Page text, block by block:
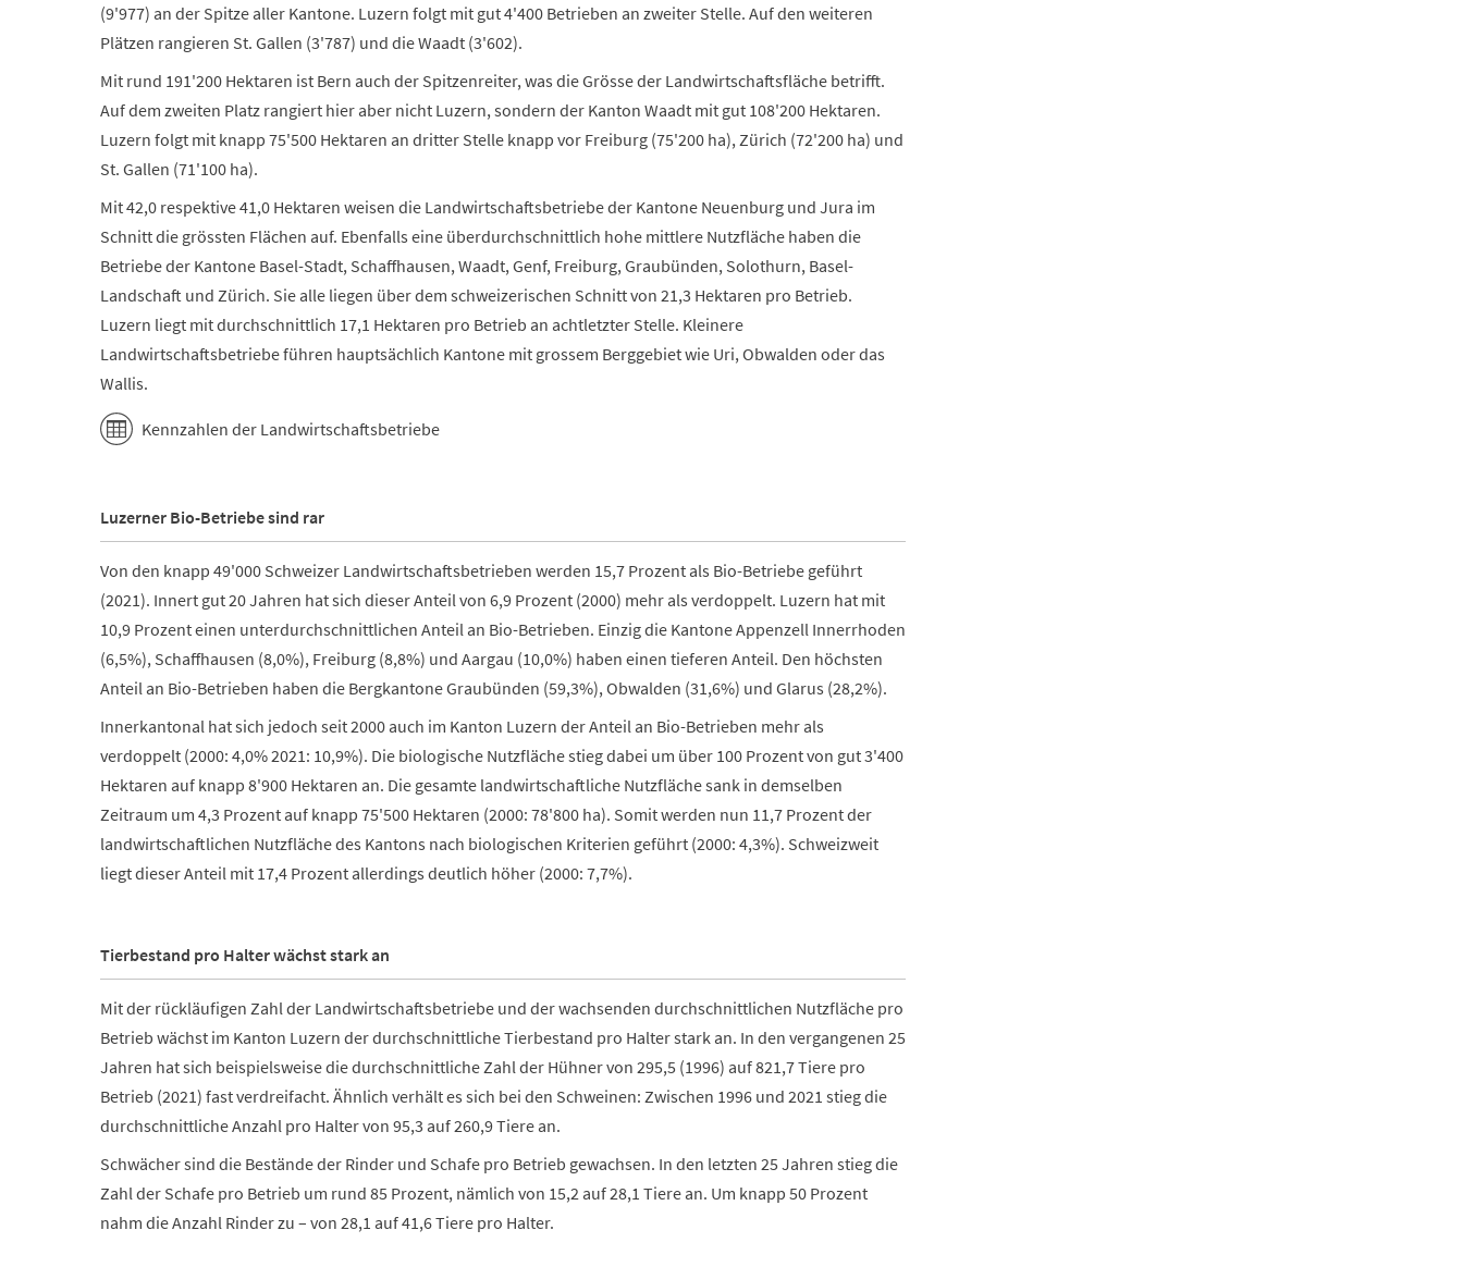
(9'977) an der Spitze aller Kantone. Luzern folgt mit gut 4'400 Betrieben an zweiter Stelle. Auf den weiteren
Plätzen rangieren St. Gallen (3'787) und die Waadt (3'602).
Mit rund 191'200 Hektaren ist Bern auch der Spitzenreiter, was die Grösse der Landwirtschaftsfläche betrifft.
Auf dem zweiten Platz rangiert hier aber nicht Luzern, sondern der Kanton Waadt mit gut 108'200 Hektaren.
Luzern folgt mit knapp 75'500 Hektaren an dritter Stelle knapp vor Freiburg (75'200 ha), Zürich (72'200 ha) und
St. Gallen (71'100 ha).
Mit 42,0 respektive 41,0 Hektaren weisen die Landwirtschaftsbetriebe der Kantone Neuenburg und Jura im
Schnitt die grössten Flächen auf. Ebenfalls eine überdurchschnittlich hohe mittlere Nutzfläche haben die
Betriebe der Kantone Basel-Stadt, Schaffhausen, Waadt, Genf, Freiburg, Graubünden, Solothurn, Basel-
Landschaft und Zürich. Sie alle liegen über dem schweizerischen Schnitt von 21,3 Hektaren pro Betrieb.
Luzern liegt mit durchschnittlich 17,1 Hektaren pro Betrieb an achtletzter Stelle. Kleinere
Landwirtschaftsbetriebe führen hauptsächlich Kantone mit grossem Berggebiet wie Uri, Obwalden oder das
Wallis.
Kennzahlen der Landwirtschaftsbetriebe
Luzerner Bio-Betriebe sind rar
Von den knapp 49'000 Schweizer Landwirtschaftsbetrieben werden 15,7 Prozent als Bio-Betriebe geführt
(2021). Innert gut 20 Jahren hat sich dieser Anteil von 6,9 Prozent (2000) mehr als verdoppelt. Luzern hat mit
10,9 Prozent einen unterdurchschnittlichen Anteil an Bio-Betrieben. Einzig die Kantone Appenzell Innerrhoden
(6,5%), Schaffhausen (8,0%), Freiburg (8,8%) und Aargau (10,0%) haben einen tieferen Anteil. Den höchsten
Anteil an Bio-Betrieben haben die Bergkantone Graubünden (59,3%), Obwalden (31,6%) und Glarus (28,2%).
Innerkantonal hat sich jedoch seit 2000 auch im Kanton Luzern der Anteil an Bio-Betrieben mehr als
verdoppelt (2000: 4,0% 2021: 10,9%). Die biologische Nutzfläche stieg dabei um über 100 Prozent von gut 3'400
Hektaren auf knapp 8'900 Hektaren an. Die gesamte landwirtschaftliche Nutzfläche sank in demselben
Zeitraum um 4,3 Prozent auf knapp 75'500 Hektaren (2000: 78'800 ha). Somit werden nun 11,7 Prozent der
landwirtschaftlichen Nutzfläche des Kantons nach biologischen Kriterien geführt (2000: 4,3%). Schweizweit
liegt dieser Anteil mit 17,4 Prozent allerdings deutlich höher (2000: 7,7%).
Tierbestand pro Halter wächst stark an
Mit der rückläufigen Zahl der Landwirtschaftsbetriebe und der wachsenden durchschnittlichen Nutzfläche pro
Betrieb wächst im Kanton Luzern der durchschnittliche Tierbestand pro Halter stark an. In den vergangenen 25
Jahren hat sich beispielsweise die durchschnittliche Zahl der Hühner von 295,5 (1996) auf 821,7 Tiere pro
Betrieb (2021) fast verdreifacht. Ähnlich verhält es sich bei den Schweinen: Zwischen 1996 und 2021 stieg die
durchschnittliche Anzahl pro Halter von 95,3 auf 260,9 Tiere an.
Schwächer sind die Bestände der Rinder und Schafe pro Betrieb gewachsen. In den letzten 25 Jahren stieg die
Zahl der Schafe pro Betrieb um rund 85 Prozent, nämlich von 15,2 auf 28,1 Tiere an. Um knapp 50 Prozent
nahm die Anzahl Rinder zu – von 28,1 auf 41,6 Tiere pro Halter.